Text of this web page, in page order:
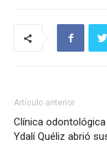
Artículo anterior
Clínica
Ydalí Quéliz abrió